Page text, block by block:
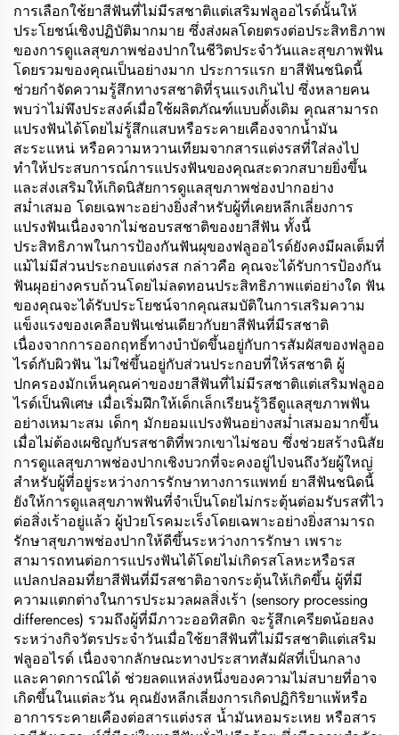
การเลือกใช้ยาสีฟันที่ไม่มีรสชาติแต่เสริมฟลูออไรด์นั้นให้
ประโยชน์เชิงปฏิบัติมากมาย ซึ่งส่งผลโดยตรงต่อประสิทธิภาพ
ของการดูแลสุขภาพช่องปากในชีวิตประจำวันและสุขภาพฟัน
โดยรวมของคุณเป็นอย่างมาก ประการแรก ยาสีฟันชนิดนี้
ช่วยกำจัดความรู้สึกทางรสชาติที่รุนแรงเกินไป ซึ่งหลายคน
พบว่าไม่พึงประสงค์เมื่อใช้ผลิตภัณฑ์แบบดั้งเดิม คุณสามารถ
แปรงฟันได้โดยไม่รู้สึกแสบหรือระคายเคืองจากน้ำมัน
สะระแหน่ หรือความหวานเทียมจากสารแต่งรสที่ใส่ลงไป
ทำให้ประสบการณ์การแปรงฟันของคุณสะดวกสบายยิ่งขึ้น
และส่งเสริมให้เกิดนิสัยการดูแลสุขภาพช่องปากอย่าง
สม่ำเสมอ โดยเฉพาะอย่างยิ่งสำหรับผู้ที่เคยหลีกเลี่ยงการ
แปรงฟันเนื่องจากไม่ชอบรสชาติของยาสีฟัน ทั้งนี้
ประสิทธิภาพในการป้องกันฟันผุของฟลูออไรด์ยังคงมีผลเต็มที่
แม้ไม่มีส่วนประกอบแต่งรส กล่าวคือ คุณจะได้รับการป้องกัน
ฟันผุอย่างครบถ้วนโดยไม่ลดทอนประสิทธิภาพแต่อย่างใด ฟัน
ของคุณจะได้รับประโยชน์จากคุณสมบัติในการเสริมความ
แข็งแรงของเคลือบฟันเช่นเดียวกับยาสีฟันที่มีรสชาติ
เนื่องจากการออกฤทธิ์ทางบำบัดขึ้นอยู่กับการสัมผัสของฟลูออ
ไรด์กับผิวฟัน ไม่ใช่ขึ้นอยู่กับส่วนประกอบที่ให้รสชาติ ผู้
ปกครองมักเห็นคุณค่าของยาสีฟันที่ไม่มีรสชาติแต่เสริมฟลูออ
ไรด์เป็นพิเศษ เมื่อเริ่มฝึกให้เด็กเล็กเรียนรู้วิธีดูแลสุขภาพฟัน
อย่างเหมาะสม เด็กๆ มักยอมแปรงฟันอย่างสม่ำเสมอมากขึ้น
เมื่อไม่ต้องเผชิญกับรสชาติที่พวกเขาไม่ชอบ ซึ่งช่วยสร้างนิสัย
การดูแลสุขภาพช่องปากเชิงบวกที่จะคงอยู่ไปจนถึงวัยผู้ใหญ่
สำหรับผู้ที่อยู่ระหว่างการรักษาทางการแพทย์ ยาสีฟันชนิดนี้
ยังให้การดูแลสุขภาพฟันที่จำเป็นโดยไม่กระตุ้นต่อมรับรสที่ไว
ต่อสิ่งเร้าอยู่แล้ว ผู้ป่วยโรคมะเร็งโดยเฉพาะอย่างยิ่งสามารถ
รักษาสุขภาพช่องปากให้ดีขึ้นระหว่างการรักษา เพราะ
สามารถทนต่อการแปรงฟันได้โดยไม่เกิดรสโลหะหรือรส
แปลกปลอมที่ยาสีฟันที่มีรสชาติอาจกระตุ้นให้เกิดขึ้น ผู้ที่มี
ความแตกต่างในการประมวลผลสิ่งเร้า (sensory processing
differences) รวมถึงผู้ที่มีภาวะออทิสติก จะรู้สึกเครียดน้อยลง
ระหว่างกิจวัตรประจำวันเมื่อใช้ยาสีฟันที่ไม่มีรสชาติแต่เสริม
ฟลูออไรด์ เนื่องจากลักษณะทางประสาทสัมผัสที่เป็นกลาง
และคาดการณ์ได้ ช่วยลดแหล่งหนึ่งของความไม่สบายที่อาจ
เกิดขึ้นในแต่ละวัน คุณยังหลีกเลี่ยงการเกิดปฏิกิริยาแพ้หรือ
อาการระคายเคืองต่อสารแต่งรส น้ำมันหอมระเหย หรือสาร